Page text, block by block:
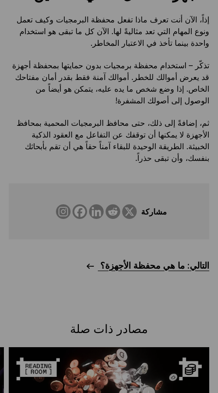
إذاً، الآن أنت تعرف ماذا تفعل محفظة البرمجيات وكيف تعمل
ونوع المهام التي تعد مثاليةً لها. الآن كل ما تبقى هو استخدام
واحدة بينما تأخذ في الاعتبار المخاطر.
تذكّر – استخدام محفظة برمجيات بدون حمايتها بمحفظة أجهزة
قد يعرض أموالك للخطر. أموالك آمنة فقط بقدر أمان مفتاحك
الخاص. إذا وضع شخص ما يده عليه، يتمكن هو أيضاً من
الوصول إلى أصولك المشفرة!
ثم، إضافةً إلى ذلك، حتى محافظ البرمجيات المحمية بمحافظ
الأجهزة لا يمكنها أن توقفك عن التفاعل مع العقود الذكية
الخبيثة. الطريقة الوحيدة للبقاء آمناً حقاً هي أن تقم بأبحاثك
بنفسك، وأن تبقى حذراً.
مشاركة
التالي: ما هي محفظة الأجهزة؟
مصادر ذات صلة